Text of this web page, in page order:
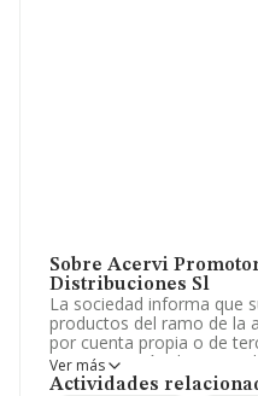
Sobre Acervi
Distribuciones Sl
La sociedad informa que
productos del ramo de la
por cuenta propia o de
representación de estos
distribución de
Ver más
Actividades